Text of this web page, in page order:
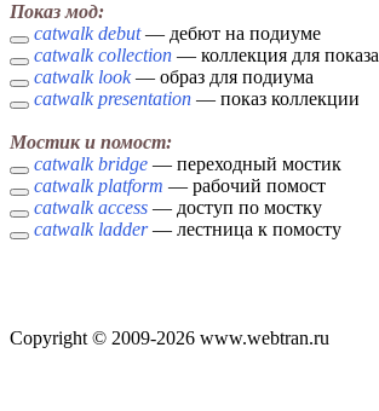
Показ мод:
catwalk debut— дебют на подиуме
catwalk collection — коллекция для показа
catwalk look— образ для подиума
catwalk presentation — показ коллекции
Мостик и помост:
catwalk bridge — переходный мостик
catwalk platform — рабочий помост
catwalk access — доступ по мостку
catwalk ladder— лестница к помосту
Copyright © 2009-2026 www.webtran.ru